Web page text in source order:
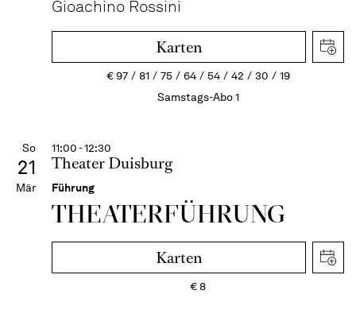
Gioachino Rossini
Karten
€97 81 75 64 54 42 30
19
Samstags-Abo 1
So
21
Mär
11:00 - 12:30
Theater Duisburg
Führung
THEATER­FÜHR­UNG
Karten
€8